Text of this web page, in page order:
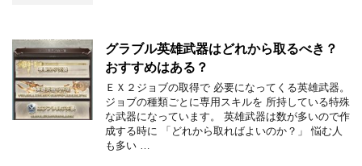
グラブル英雄武器はどれから取るべき？
おすすめはある？
ＥＸ２ジョブの取得で 必要になってくる英雄武器。
ジョブの種類ごとに専用スキルを 所持している特殊
な武器になっています。 英雄武器は数が多いので作
成する時に 「どれから取ればよいのか？」 悩む人
も多い …